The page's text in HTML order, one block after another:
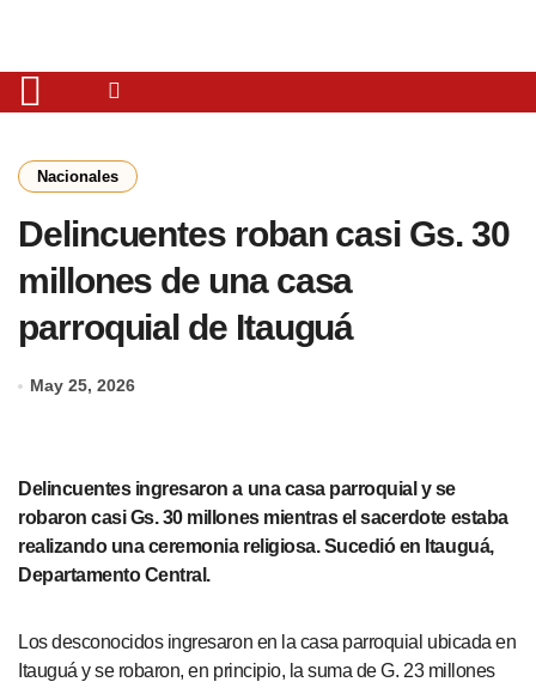
Nacionales
Delincuentes roban casi Gs. 30
millones de una casa
parroquial de Itauguá
May 25, 2026
Delincuentes ingresaron a una casa parroquial y se
robaron casi Gs. 30 millones mientras el sacerdote estaba
realizando una ceremonia religiosa. Sucedió en Itauguá,
Departamento Central.
Los desconocidos ingresaron en la casa parroquial ubicada en
Itauguá y se robaron, en principio, la suma de G. 23 millones